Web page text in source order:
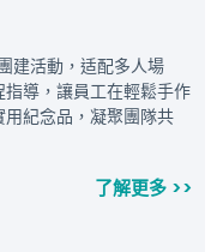
建活動，适配多人場
導，讓員工在輕鬆手作
紀念品，凝聚團隊共
了解更多 >>